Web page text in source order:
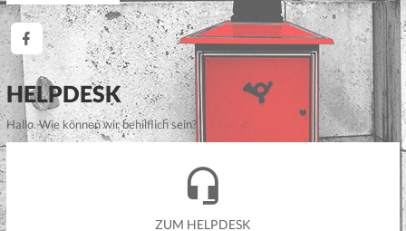
HELPDESK
Hallo. Wie können wir behilflich sein?
ZUM HELPDESK